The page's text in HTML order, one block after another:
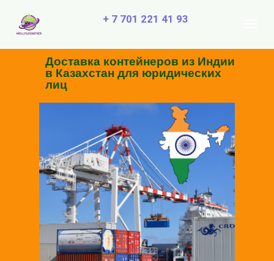
+ 7 701 221 41 93
Доставка контейнеров из Индии
в Казахстан для юридических
лиц